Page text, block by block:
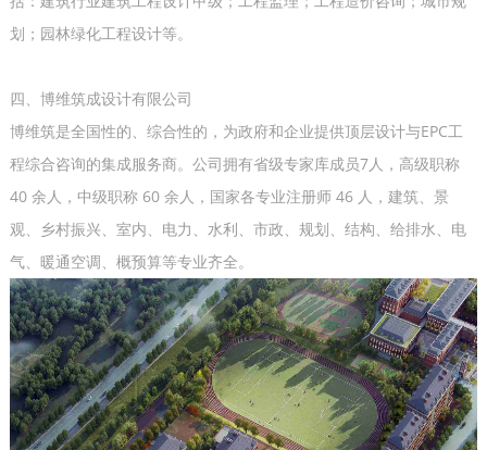
划；园林绿化工程设计等。
四、博维筑成设计有限公司
博维筑是全国性的、综合性的，为政府和企业提供顶层设计与EPC工
程综合咨询的集成服务商。公司拥有省级专家库成员7人，高级职称
40 余人，中级职称 60 余人，国家各专业注册师 46 人，建筑、景
观、乡村振兴、室内、电力、水利、市政、规划、结构、给排水、电
气、暖通空调、概预算等专业齐全。